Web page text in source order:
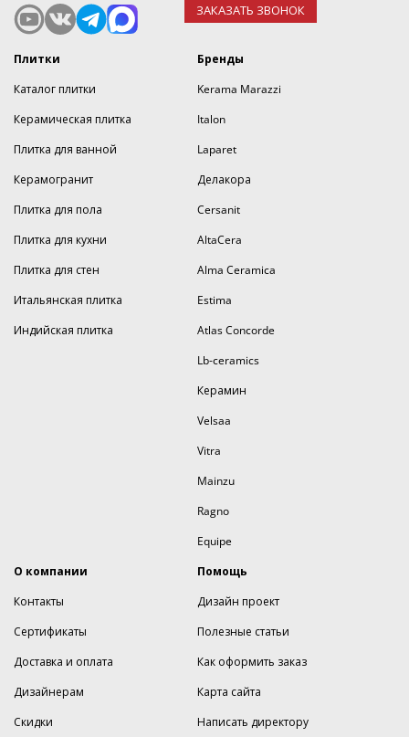
ЗАКАЗАТЬ ЗВОНОК
Плитки
Каталог плитки
Керамическая плитка
Плитка для ванной
Керамогранит
Плитка для пола
Плитка для кухни
Плитка для стен
Итальянская плитка
Индийская плитка
Бренды
Kerama Marazzi
Italon
Laparet
Делакора
Cersanit
AltaCera
Alma Ceramica
Estima
Atlas Concorde
Lb-ceramics
Керамин
Velsaa
Vitra
Mainzu
Ragno
Equipe
О компании
Контакты
Сертификаты
Доставка и оплата
Дизайнерам
Скидки
Помощь
Дизайн проект
Полезные статьи
Как оформить заказ
Карта сайта
Написать директору